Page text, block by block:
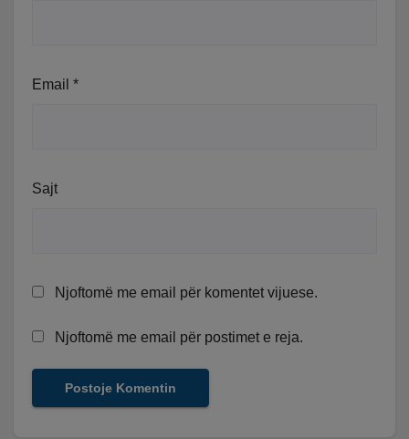
Email *
Sajt
Njoftomë me email për komentet vijuese.
Njoftomë me email për postimet e reja.